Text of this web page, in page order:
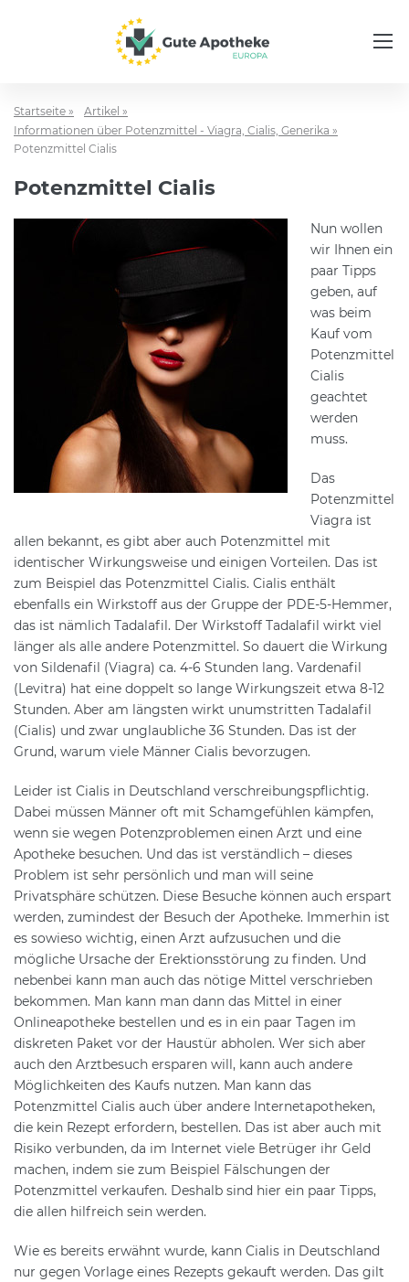
Startseite »
Artikel »
Informationen über Potenzmittel - Viagra, Cialis, Generika »
Potenzmittel Cialis
Potenzmittel Cialis
Nun wollen
wir Ihnen ein
paar Tipps
geben, auf
was beim
Kauf vom
Potenzmittel
Cialis
geachtet
werden
muss.
Das
Potenzmittel
Viagra ist
allen bekannt, es gibt aber auch Potenzmittel mit
identischer Wirkungsweise und einigen Vorteilen. Das ist
zum Beispiel das Potenzmittel Cialis. Cialis enthält
ebenfalls ein Wirkstoff aus der Gruppe der PDE-5-Hemmer,
das ist nämlich Tadalafil. Der Wirkstoff Tadalafil wirkt viel
länger als alle andere Potenzmittel. So dauert die Wirkung
von Sildenafil (Viagra) ca. 4-6 Stunden lang. Vardenafil
(Levitra) hat eine doppelt so lange Wirkungszeit etwa 8-12
Stunden. Aber am längsten wirkt unumstritten Tadalafil
(Cialis) und zwar unglaubliche 36 Stunden. Das ist der
Grund, warum viele Männer Cialis bevorzugen.
Leider ist Cialis in Deutschland verschreibungspflichtig.
Dabei müssen Männer oft mit Schamgefühlen kämpfen,
wenn sie wegen Potenzproblemen einen Arzt und eine
Apotheke besuchen. Und das ist verständlich – dieses
Problem ist sehr persönlich und man will seine
Privatsphäre schützen. Diese Besuche können auch erspart
werden, zumindest der Besuch der Apotheke. Immerhin ist
es sowieso wichtig, einen Arzt aufzusuchen und die
mögliche Ursache der Erektionsstörung zu finden. Und
nebenbei kann man auch das nötige Mittel verschrieben
bekommen. Man kann man dann das Mittel in einer
Onlineapotheke bestellen und es in ein paar Tagen im
diskreten Paket vor der Haustür abholen. Wer sich aber
auch den Arztbesuch ersparen will, kann auch andere
Möglichkeiten des Kaufs nutzen. Man kann das
Potenzmittel Cialis auch über andere Internetapotheken,
die kein Rezept erfordern, bestellen. Das ist aber auch mit
Risiko verbunden, da im Internet viele Betrüger ihr Geld
machen, indem sie zum Beispiel Fälschungen der
Potenzmittel verkaufen. Deshalb sind hier ein paar Tipps,
die allen hilfreich sein werden.
Wie es bereits erwähnt wurde, kann Cialis in Deutschland
nur gegen Vorlage eines Rezepts gekauft werden. Das gilt